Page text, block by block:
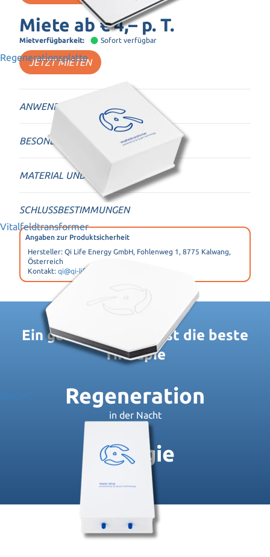
Regenerationsplatte
Vitalfeldtransformer
Miete ab€ 4,–p. T.
Mietverfügbarkeit: Sofort verfügbar
JETZT MIETEN
ANWENDUNGSBEREICHE
BESONDERHEITEN
MATERIAL UND VERPACKUNG
SCHLUSSBESTIMMUNGEN
Angaben zur Produktsicherheit
Hersteller: Qi Life Energy GmbH, Fohlenweg 1, 8775 Kalwang,
Österreich
Kontakt: qi@qi-life-energy.at
Ein gesunder Schlaf ist die beste
Therapie
Regeneration
in der Nacht
Energie